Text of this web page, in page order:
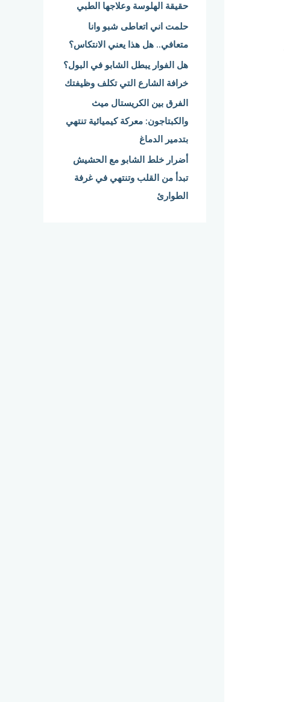
:
حقيقة الهلوسة وعلاجها الطبي
حلمت اني اتعاطى شبو وانا
متعافي.. هل هذا يعني الانتكاس؟
هل الفوار يبطل الشابو في البول؟
خرافة الشارع التي تكلف وظيفتك
الفرق بين الكريستال ميث
والكبتاجون: معركة كيميائية تنتهي
بتدمير الدماغ
أضرار خلط الشابو مع الحشيش
تبدأ من القلب وتنتهي في غرفة
الطوارئ